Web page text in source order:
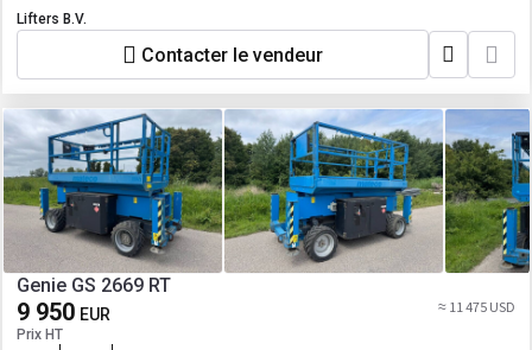
Lifters B.V.
Contacter le vendeur
Genie GS 2669 RT
9 950 EUR
Prix HT
≈ 11 475 USD